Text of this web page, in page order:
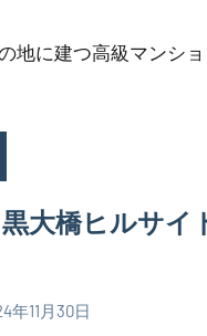
地に建つ高級マンシ
大橋ヒルサイ
年11月30日